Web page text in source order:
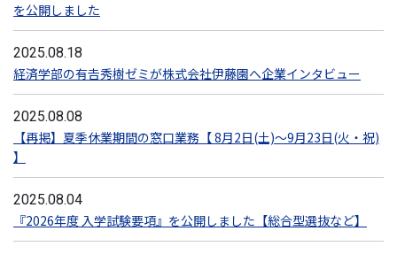
を公開しました
2025.08.18
経済学部の有𠮷秀樹ゼミが株式会社伊藤園へ企業インタビュー
2025.08.08
【再掲】夏季休業期間の窓口業務【 8月2日(土)～9月23日(火・祝)
】
2025.08.04
『2026年度 入学試験要項』を公開しました【総合型選抜など】